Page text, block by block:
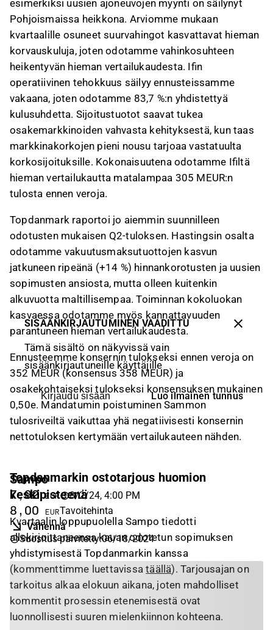
esimerkiksi uusien ajoneuvojen myynti on säilynyt
Pohjoismaissa heikkona. Arviomme mukaan
kvartaalille osuneet suurvahingot kasvattavat hieman
korvauskuluja, joten odotamme vahinkosuhteen
heikentyvän hieman vertailukaudesta. Ifin
operatiivinen tehokkuus säilyy ennusteissamme
vakaana, joten odotamme 83,7 %:n yhdistettyä
kulusuhdetta. Sijoitustuotot saavat tukea
osakemarkkinoiden vahvasta kehityksestä, kun taas
markkinakorkojen pieni nousu tarjoaa vastatuulta
korkosijoituksille. Kokonaisuutena odotamme Ifiltä
hieman vertailukautta matalampaa 305 MEUR:n
tulosta ennen veroja.
Topdanmark raportoi jo aiemmin suunnilleen
odotusten mukaisen Q2-tuloksen. Hastingsin osalta
odotamme vakuutusmaksutuottojen kasvun
jatkuneen ripeänä (+14 %) hinnankorotusten ja uusien
sopimusten ansiosta, mutta olleen kuitenkin
alkuvuotta maltillisempaa. Toiminnan kokoluokan
kasvaessa odotamme myös kannattavuuden
parantuneen hieman vertailukaudesta.
Ennusteemme konsernin tulokseksi ennen veroja on
352 MEUR (konsensus 358 MEUR) ja
osakekohtaiseksi tulokseksi konsensuksen mukainen
0,50e. Mandatumin poistuminen Sammon
tulosriveiltä vaikuttaa yhä negatiivisesti konsernin
nettotuloksen kertymään vertailukauteen nähden.
Topdanmarkin ostotarjous huomion
keskipisteenä
Kvartaalin loppupuolella Sampo tiedotti
allekirjoittaneensa kauan odotetun sopimuksen
yhdistymisestä Topdanmarkin kanssa
(kommenttimme luettavissatäällä). Tarjousajan on
tarkoitus alkaa elokuun aikana, joten mahdolliset
kommentit prosessin etenemisestä ovat
luonnollisesti suuren mielenkiinnon kohteena.
SISÄÄNKIRJAUTUMINEN VAADITTU
Tämä sisältö on näkyvissä vain
sisäänkirjautuneille käyttäjille
Kirjaudu sisään Luo ilmainen tunnus
Sampo
7,92 EUR 8/2/24, 4:00 PM
8,00 EURTavoitehinta
Vähennä
Suositus päivitetty:06/18/2024